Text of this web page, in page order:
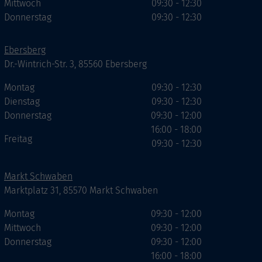
Mittwoch
Donnerstag
09:30 - 12:30
09:30 - 12:30
Ebersberg
Dr.-Wintrich-Str. 3, 85560 Ebersberg
Montag
Dienstag
Donnerstag
Freitag
09:30 - 12:30
09:30 - 12:30
09:30 - 12:00
16:00 - 18:00
09:30 - 12:30
Markt Schwaben
Marktplatz 31, 85570 Markt Schwaben
Montag
Mittwoch
Donnerstag
09:30 - 12:00
09:30 - 12:00
09:30 - 12:00
16:00 - 18:00